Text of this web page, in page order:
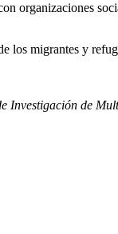
organizaciones
migrantes y
de